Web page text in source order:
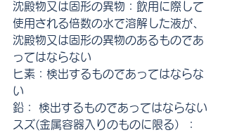
沈殿物又は固形の異物：飲用に際して
使用される倍数の水で溶解した液が、
沈殿物又は固形の異物のあるものであ
ってはならない
ヒ素：検出するものであってはならな
い
鉛： 検出するものであってはならない
スズ(金属容器入りのものに限る）：